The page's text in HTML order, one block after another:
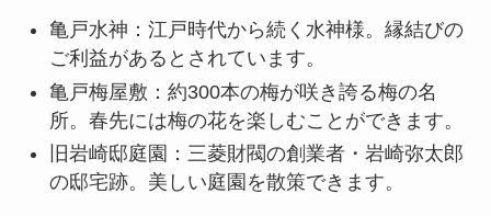
亀戸水神：江戸時代から続く水神様。縁結びの
ご利益があるとされています。
亀戸梅屋敷：約300本の梅が咲き誇る梅の名
所。春先には梅の花を楽しむことができます。
旧岩崎邸庭園：三菱財閥の創業者・岩崎弥太郎
の邸宅跡。美しい庭園を散策できます。